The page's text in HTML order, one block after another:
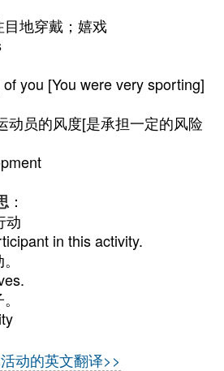
地穿戴；嬉戏
you [You were very sporting]
动员的风度[是承担一定的风险
：
动
in this activity.
动的英文翻译>>